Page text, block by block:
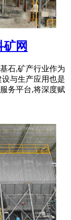
网
石,矿产行业作为
与生产应用也是
务平台,将深度赋